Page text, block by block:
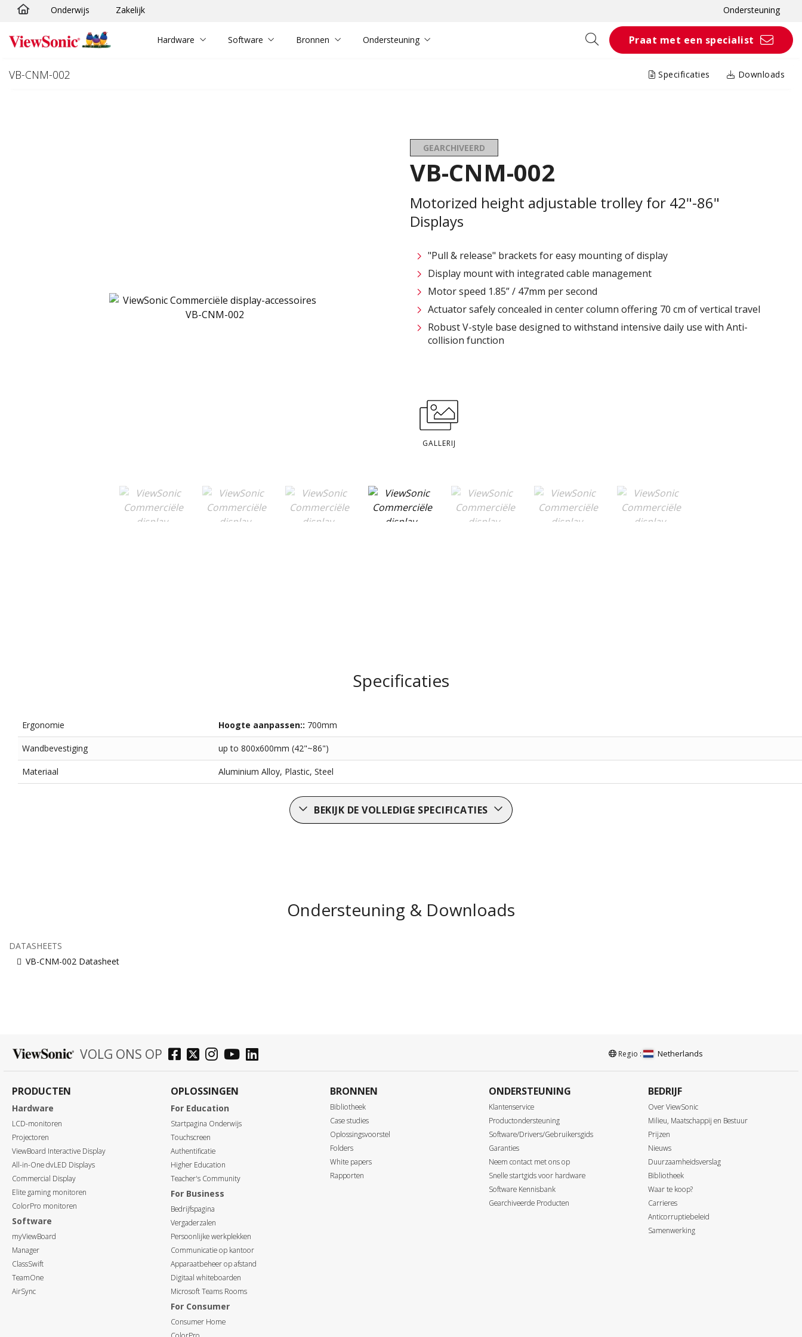
Ga naar hoofdinhoud
Onderwijs Zakelijk Ondersteuning
Hardware Software Bronnen Ondersteuning Praat met een specialist
VB-CNM-002 Specificaties Downloads
GEARCHIVEERD
VB-CNM-002
Motorized height adjustable trolley for 42"-86"
Displays
"Pull & release" brackets for easy mounting of display
Display mount with integrated cable management
Motor speed 1.85” / 47mm per second
Actuator safely concealed in center column offering 70 cm of vertical travel
Robust V-style base designed to withstand intensive daily use with Anti-
collision function
GALLERIJ
Specificaties
Ergonomie Hoogte aanpassen:: 700mm
Wandbevestiging up to 800x600mm (42"~86")
Materiaal Aluminium Alloy, Plastic, Steel
BEKIJK DE VOLLEDIGE SPECIFICATIES
Ondersteuning & Downloads
DATASHEETS
VB-CNM-002 Datasheet
VOLG ONS OP Regio : Netherlands
PRODUCTEN
Hardware
LCD-monitoren
Projectoren
ViewBoard Interactive Display
All-in-One dvLED Displays
Commercial Display
Elite gaming monitoren
ColorPro monitoren
Software
myViewBoard
Manager
ClassSwift
TeamOne
AirSync
OPLOSSINGEN
For Education
Startpagina Onderwijs
Touchscreen
Authentificatie
Higher Education
Teacher's Community
For Business
Bedrijfspagina
Vergaderzalen
Persoonlijke werkplekken
Communicatie op kantoor
Apparaatbeheer op afstand
Digitaal whiteboarden
Microsoft Teams Rooms
For Consumer
Consumer Home
BRONNEN
Bibliotheek
Case studies
Oplossingsvoorstel
Folders
White papers
Rapporten
ONDERSTEUNING
Klantenservice
Productondersteuning
Software/Drivers/Gebruikersgids
Garanties
Neem contact met ons op
Snelle startgids voor hardware
Software Kennisbank
Gearchiveerde Producten
BEDRIJF
Over ViewSonic
Milieu, Maatschappij en Bestuur
Prijzen
Nieuws
Duurzaamheidsverslag
Bibliotheek
Waar te koop?
Carrieres
Anticorruptiebeleid
Samenwerking